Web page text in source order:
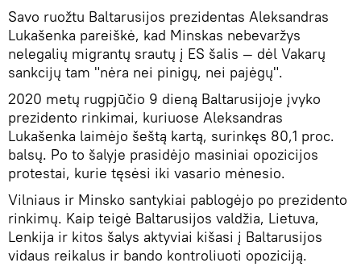
Savo ruožtu Baltarusijos prezidentas Aleksandras
Lukašenka pareiškė, kad Minskas nebevaržys
nelegalių migrantų srautų į ES šalis — dėl Vakarų
sankcijų tam "nėra nei pinigų, nei pajėgų".
2020 metų rugpjūčio 9 dieną Baltarusijoje įvyko
prezidento rinkimai, kuriuose Aleksandras
Lukašenka laimėjo šeštą kartą, surinkęs 80,1 proc.
balsų. Po to šalyje prasidėjo masiniai opozicijos
protestai, kurie tęsėsi iki vasario mėnesio.
Vilniaus ir Minsko santykiai pablogėjo po prezidento
rinkimų. Kaip teigė Baltarusijos valdžia, Lietuva,
Lenkija ir kitos šalys aktyviai kišasi į Baltarusijos
vidaus reikalus ir bando kontroliuoti opoziciją.